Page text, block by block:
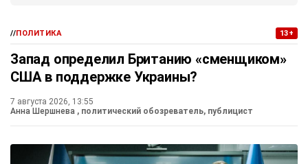
//ПОЛИТИКА 13+
Запад определил Британию «сменщиком»
США в поддержке Украины?
7 августа 2026, 13:55
Анна Шершнева , политический обозреватель, публицист